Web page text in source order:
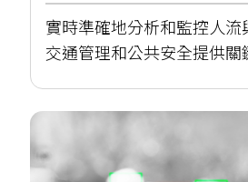
實時準確地分析和監控人
交通管理和公共安全提供關